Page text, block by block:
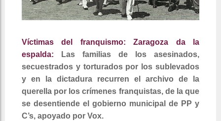
Víctimas del franquismo: Zaragoza da la
espalda:
Las familias de los asesinados,
secuestrados y torturados por los sublevados
y en la dictadura recurren el archivo de la
querella por los crímenes franquistas, de la que
se desentiende el gobierno municipal de PP y
C’s, apoyado por Vox.